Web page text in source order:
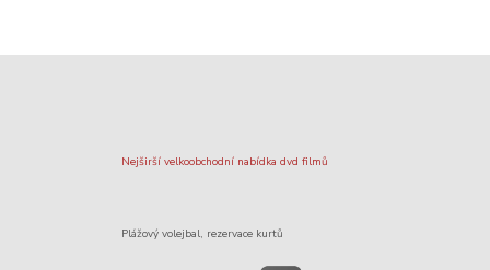
Nejširší velkoobchodní nabídka dvd filmů
Plážový volejbal, rezervace kurtů